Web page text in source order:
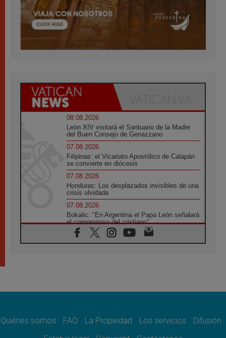
08.08.2026
León XIV visitará el Santuario de la Madre
del Buen Consejo de Genazzano
07.08.2026
Filipinas: el Vicariato Apostólico de Calapán
se convierte en diócesis
07.08.2026
Honduras: Los desplazados invisibles de una
crisis olvidada
07.08.2026
Bokalic: "En Argentina el Papa León señalará
el compromiso del cristiano"
07.08.2026
La matanza de niños en Gaza no cesa: 300
07.08.2026
Empathy»
Quiénes somos FAQ La Propiedad Los servicios
Difusión